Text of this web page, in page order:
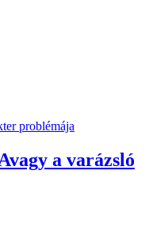
problémája
a varázsló